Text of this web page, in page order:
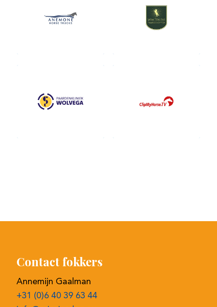
Annemijn Gaalman
info@prinsjesdag.eu